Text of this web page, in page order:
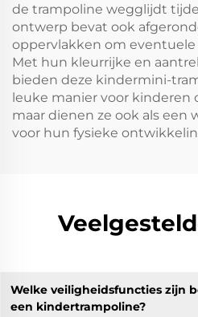
de trampoline wegglijdt
ontwerp bevat ook
oppervlakken om
Met hun kleurrijke en
bieden deze kindermini-
leuke manier voor kinderen
maar dienen ze ook als een
voor hun fysieke
Welke veiligheidsfuncties zijn
een kindertrampoline?